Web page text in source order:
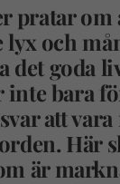
pratar
och
det goda
inte bara
att
Här
är